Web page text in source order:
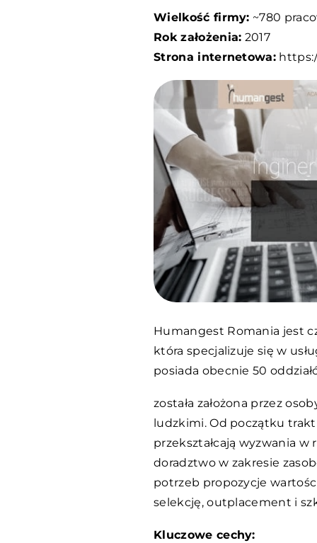
Wielkość firmy: ~780
Rok założenia: 2017
Strona internetowa:
Humangest Romania jest
która specjalizuje się w
posiada obecnie 50
została założona przez
ludzkimi. Od początku
przekształcają wyzwania
doradztwo w zakresie
potrzeb propozycje
selekcję, outplacement i
Kluczowe cechy: